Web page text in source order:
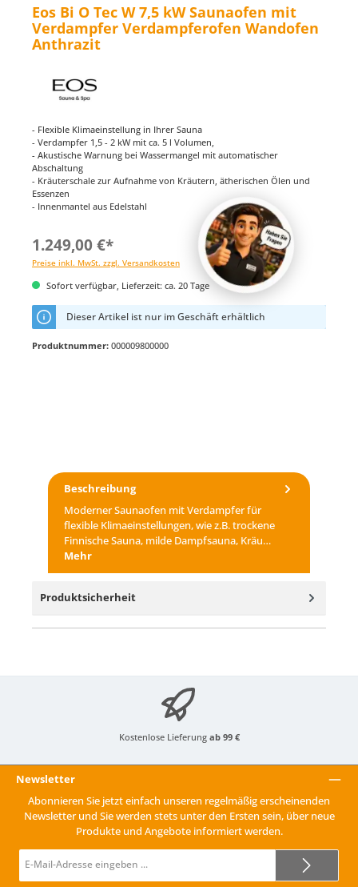
Eos Bi O Tec W 7,5 kW Saunaofen mit
Verdampfer Verdampferofen Wandofen
Anthrazit
- Flexible Klimaeinstellung in Ihrer Sauna
- Verdampfer 1,5 - 2 kW mit ca. 5 l Volumen,
- Akustische Warnung bei Wassermangel mit automatischer
Abschaltung
- Kräuterschale zur Aufnahme von Kräutern, ätherischen Ölen und
Essenzen
- Innenmantel aus Edelstahl
1.249,00 €*
Preise inkl. MwSt. zzgl. Versandkosten
Sofort verfügbar, Lieferzeit: ca. 20 Tage
Dieser Artikel ist nur im Geschäft erhältlich
Produktnummer: 000009800000
Beschreibung
Moderner Saunaofen mit Verdampfer für
flexible Klimaeinstellungen, wie z.B. trockene
Finnische Sauna, milde Dampfsauna, Kräu…
Mehr
Produktsicherheit
Kostenlose Lieferung ab 99 €
Newsletter
Abonnieren Sie jetzt einfach unseren regelmäßig erscheinenden
Newsletter und Sie werden stets unter den Ersten sein, über neue
Produkte und Angebote informiert werden.
Mail-